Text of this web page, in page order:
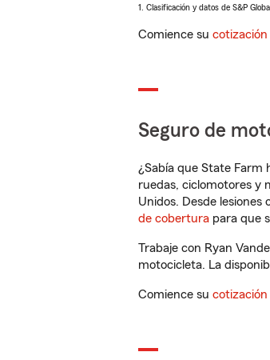
1. Clasificación y datos de S&P
Comience su cotización
Seguro de
¿Sabía que State Farm
ruedas, ciclomotores y
Unidos. Desde
de cobertura para que
Trabaje con Ryan
motocicleta. La
Comience su